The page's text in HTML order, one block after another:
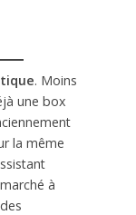
. Moins
une box
la même
à